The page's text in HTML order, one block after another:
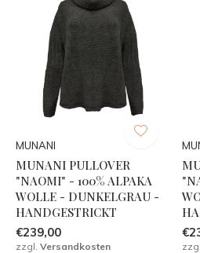
MUNANI
MUNANI PULLOVER
"NAOMI" - 100% ALPAKA
WOLLE - DUNKELGRAU -
HANDGESTRICKT
€239,00
zzgl. Versandkosten